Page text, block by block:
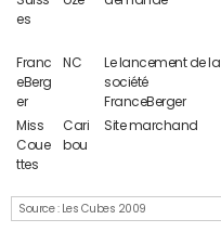
Source : Les Cubes 2009
es
Franc
eBerg
er
NC
Le lancement de la
société
FranceBerger
Miss
Coue
ttes
Cari
bou
Site marchand